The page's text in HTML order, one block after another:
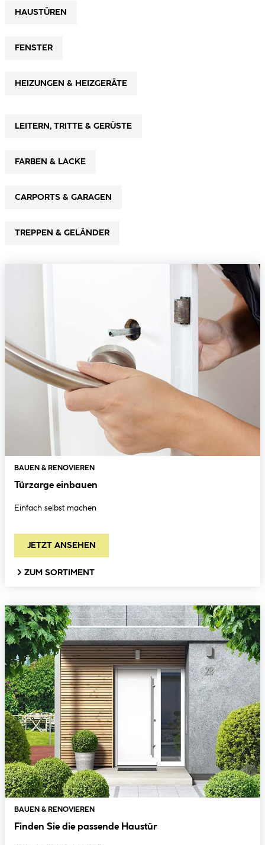
HAUSTÜREN
FENSTER
HEIZUNGEN & HEIZGERÄTE
LEITERN, TRITTE & GERÜSTE
FARBEN & LACKE
CARPORTS & GARAGEN
TREPPEN & GELÄNDER
BAUEN & RENOVIEREN
Türzarge einbauen
Einfach selbst machen
JETZT ANSEHEN
ZUM SORTIMENT
BAUEN & RENOVIEREN
Finden Sie die passende Haustür